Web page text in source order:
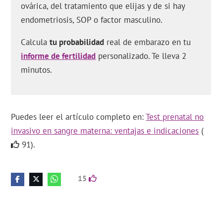
ovárica, del tratamiento que elijas y de si hay
endometriosis, SOP o factor masculino.
Calculatu probabilidad real de embarazo en tu
informe de fertilidad personalizado. Te lleva 2
minutos.
Puedes leer el artículo completo en:Test prenatal no
invasivo en sangre materna: ventajas e indicaciones (
91).
15